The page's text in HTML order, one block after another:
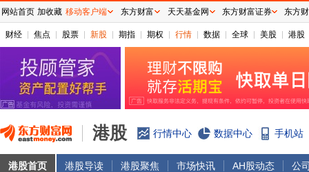
财经 焦点 股票 新股 期指 期权 行情 数据 全球 美股 港股
港股 行情中心 数据中心 手机站
港股首页 港股导读 港股聚焦 市场快讯 AH股动态 公
网站首页 加收藏 移动客户端 东方财富 天天基金网 东方财富证券 东方